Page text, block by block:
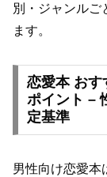
別・ジャンルご
ます。
恋愛本 おす
ポイント –
定基準
男性向け恋愛本